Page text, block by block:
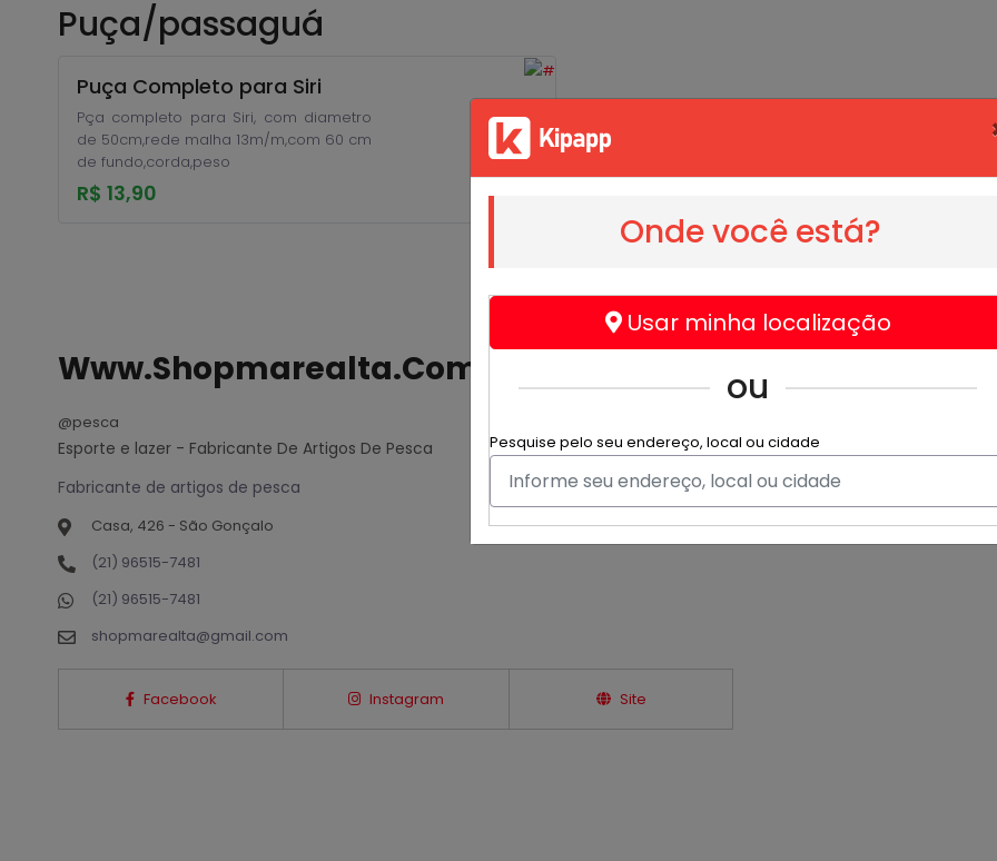
Onde você está?
Usar minha localização
ou
Pesquise pelo seu endereço, local ou cidade
Puça/passaguá
Puça Completo para Siri
Pça completo para Siri, com diametro
de 50cm,rede malha 13m/m,com 60 cm
de fundo,corda,peso
R$ 13,90
Www.Shopmarealta.Com.Br
@pesca
Esporte e lazer - Fabricante De Artigos De Pesca
Fabricante de artigos de pesca
Casa, 426 - São Gonçalo
(21) 96515-7481
(21) 96515-7481
shopmarealta@gmail.com
Facebook Instagram Site
Hoje
Ver horário completo